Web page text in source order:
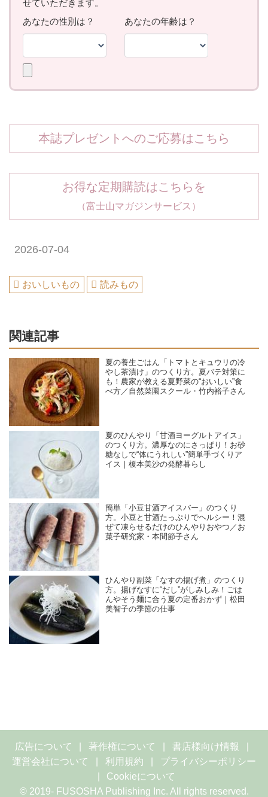
本誌プレゼントへのご応募はこちら
お得な定期購読はこちらを
（富士山マガジンサービス）
2026-07-04
おいしいもの 読みもの
関連記事
夏の養生ごはん「トマトとキュウリの冷
やし茶漬け」のつくり方。夏バテ対策に
も！農家が教える夏野菜の“おいしい”食
べ方／自然菜園スクール・竹内裕子さん
夏のひんやり「甘酒ヨーグルトアイス」
のつくり方。濃厚なのにさっぱり！お砂
糖なしで“体にうれしい”簡単手づくりア
イス｜榎本美沙の発酵暮らし
簡単「小豆甘酒アイスバー」のつくり
方。小豆と甘酒たっぷりでヘルシー！混
ぜて凍らせるだけのひんやりおやつ／お
菓子研究家・本間節子さん
ひんやり副菜「なすの揚げ煮」のつくり
方。揚げなすに“だし”がしみしみ！ごは
んやそう麺に合う夏の定番おかず｜松田
美智子の季節の仕事
広告について 著作権について
書店様向け情報
運営会社について
利用規約
プライバシーポリシー
Cookieについて
© 2019- FUSOSHA Publishing Inc. All rights reserved.